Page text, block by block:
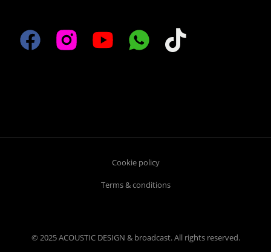
© 2025 ACOUSTIC DESIGN & broadcast. All rights reserved.
Cookie policy
Terms & conditions